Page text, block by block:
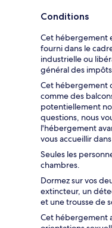
Conditions
Cet hébergement
fourni dans le
industrielle ou
général des impôts
Cet hébergement
comme des
potentiellement
questions, nous
l'hébergement
vous accueillir
Seules les
chambres.
Dormez sur vos
extincteur, un
et une trousse de
Cet hébergement